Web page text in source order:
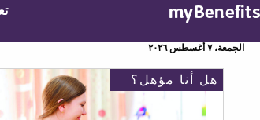
myBenefits
الجمعة، ٧ أغسطس ٢٠٢٦
هل أنا مؤهل؟